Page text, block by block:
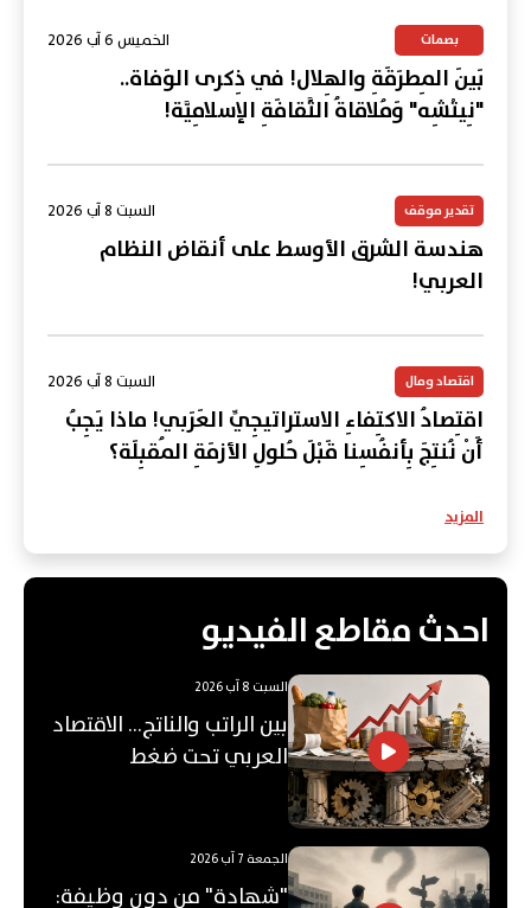
بصمات الخميس 6 آب 2026
بَينَ المِطرَقَةِ والهِلال! في ذِكرى الوَفاة..
"نِيتْشِه" وَمُلاقاةُ الثَّقافَةِ الإسلامِيَّة!
تقدير موقف السبت 8 آب 2026
هندسة الشرق الأوسط على أنقاض النظام
العربي!
اقتصاد ومال السبت 8 آب 2026
اقتِصادُ الاكتِفاءِ الاستراتيجِيِّ العَرَبي! ماذا يَجِبُ
أَنْ نُنتِجَ بِأنفُسِنا قَبْلَ حُلولِ الأزمَةِ المُقبِلَة؟
المزيد
احدث مقاطع الفيديو
السبت 8 آب 2026
بين الراتب والناتج… الاقتصاد
العربي تحت ضغط
الجمعة 7 آب 2026
"شهادة" من دون وظيفة: